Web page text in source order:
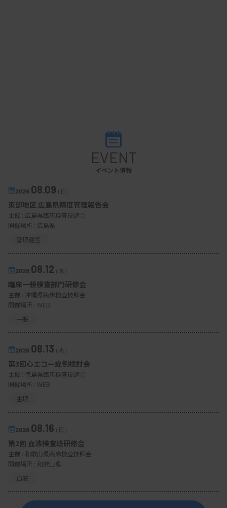
EVENT
イベント情報
2026. 08.09（日）
東部地区 広島県精度管理報告会
主催 : 広島県臨床検査技師会
開催場所 : 広島県
管理運営
2026. 08.12（水）
臨床一般検査部門研修会
主催 : 沖縄県臨床検査技師会
開催場所 : WEB
一般
2026. 08.13（木）
第3回心エコー症例検討会
主催 : 徳島県臨床検査技師会
開催場所 : WEB
生理
2026. 08.16（日）
第2回 血液検査班研修会
主催 : 和歌山県臨床検査技師会
開催場所 : 和歌山県
血液